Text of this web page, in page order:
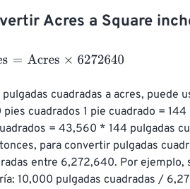
Acres a Square
= Acres×6272640
cuadradas a acres, puede
cuadrados 1 pie cuadrado =
= 43,560 * 144 pulgadas
para convertir pulgadas
entre 6,272,640. Por ejemplo,
10,000 pulgadas cuadradas /